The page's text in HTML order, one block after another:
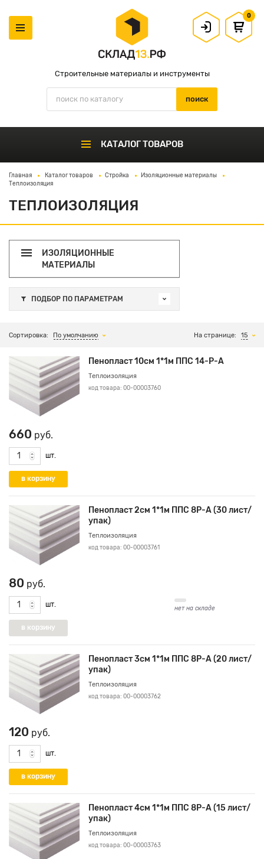
Строительные материалы и инструменты
0
КАТАЛОГ ТОВАРОВ
Главная Каталог товаров Стройка
Изоляционные материалы
Теплоизоляция
ТЕПЛОИЗОЛЯЦИЯ
ИЗОЛЯЦИОННЫЕ
МАТЕРИАЛЫ
ПОДБОР ПО ПАРАМЕТРАМ
Сортировка: По умолчанию На странице: 15
Пенопласт 10см 1*1м ППС 14-Р-А
Теплоизоляция
код товара: 00-00003760
660 руб.
шт.
Пенопласт 2см 1*1м ППС 8Р-А (30 лист/
упак)
Теплоизоляция
код товара: 00-00003761
80 руб.
шт. нет на складе
Пенопласт 3см 1*1м ППС 8Р-А (20 лист/
упак)
Теплоизоляция
код товара: 00-00003762
120 руб.
шт.
Пенопласт 4см 1*1м ППС 8Р-А (15 лист/
упак)
Теплоизоляция
код товара: 00-00003763